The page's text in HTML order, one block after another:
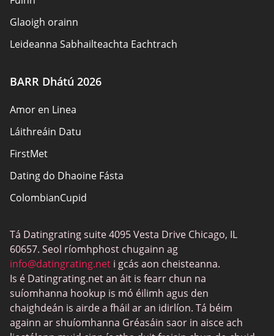
Glaoigh orainn
Leideanna Sabhailteachta Eachtrach
Beartas Príobháideachais
Freagracht
Nochtadh Affiliate
Léarscáil an láithreáin
BARR Dhátú 2026
Amor en Linea
Láithreáin Datu
FirstMet
Dating do Dhaoine Fásta
ColombianCupid
MeetMindful
Dátú BDSM
BBPeopleMeet
Suíomhanna Daidí Siúcra
JPeopleMeet
Tá Datingrating suite 4095 Vesta Drive Chicago, IL
60657. Seol ríomhphost chugainn ag
info@datingrating.net i gcás aon cheisteanna.
Is é Datingrating.net an áit is fearr chun na
suíomhanna hookup is mó éilimh agus den
chaighdeán is airde a fháil ar an idirlíon. Tá béim
againn ar shuíomhanna Gréasáin saor in aisce ach